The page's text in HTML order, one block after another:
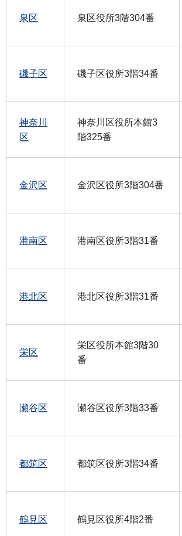
泉区 泉区役所3階304番
磯子区 磯子区役所3階34番
神奈川
区
神奈川区役所本館3
階325番
金沢区 金沢区役所3階304番
港南区 港南区役所3階31番
港北区 港北区役所3階31番
栄区
栄区役所本館3階30
番
瀬谷区 瀬谷区役所3階33番
都筑区 都筑区役所3階34番
鶴見区 鶴見区役所4階2番